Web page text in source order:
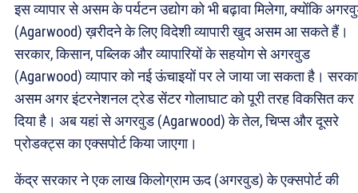
इस व्यापार से असम के पर्यटन उद्योग को भी बढ़ावा मिलेगा, क्योंकि
(Agarwood) ख़रीदने के लिए विदेशी व्यापारी खुद असम आ सकते हैं।
सरकार, किसान, पब्लिक और व्यापारियों के सहयोग से अगरवुड
(Agarwood) व्यापार को नई ऊंचाइयों पर ले जाया जा सकता है।
असम अगर इंटरनेशनल ट्रेड सेंटर गोलाघाट को पूरी तरह विकसित कर
दिया है। अब यहां से अगरवुड (Agarwood) के तेल, चिप्स और दूसरे
प्रोडक्ट्स का एक्सपोर्ट किया जाएगा।
केंद्र सरकार ने एक लाख किलोग्राम ऊद (अगरवुड) के एक्सपोर्ट की